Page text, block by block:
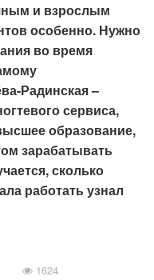
и взрослым
особенно. Нужно
во время
Радинская –
сервиса,
образование,
зарабатывать
сколько
работать узнал
1624